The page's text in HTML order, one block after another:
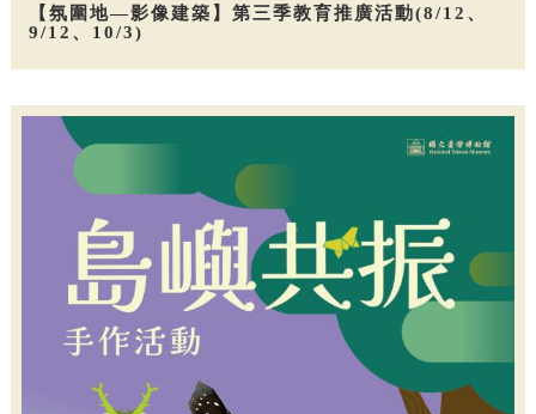
【氛圍地—影像建築】第三季教育推廣活動(8/12、
9/12、10/3)